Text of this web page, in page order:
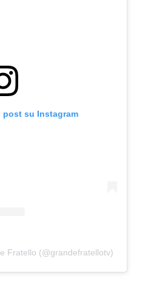
post su Instagram
Fratello (@grandefratellotv)